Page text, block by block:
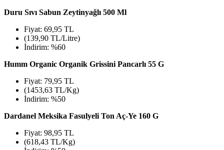
Duru Sıvı Sabun Zeytinyağlı 500 Ml
Fiyat: 69,95 TL
(139,90 TL/Litre)
İndirim: %60
Humm Organic Organik Grissini Pancarlı 55 G
Fiyat: 79,95 TL
(1453,63 TL/Kg)
İndirim: %50
Dardanel Meksika Fasulyeli Ton Aç-Ye 160 G
Fiyat: 98,95 TL
(618,43 TL/Kg)